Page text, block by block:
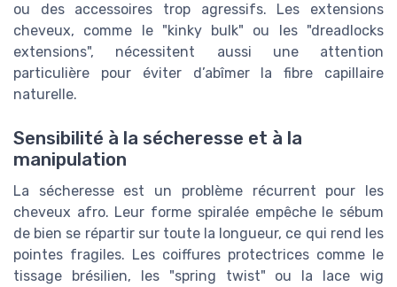
ou des accessoires trop agressifs. Les extensions
cheveux, comme le "kinky bulk" ou les "dreadlocks
extensions", nécessitent aussi une attention
particulière pour éviter d’abîmer la fibre capillaire
naturelle.
Sensibilité à la sécheresse et à la
manipulation
La sécheresse est un problème récurrent pour les
cheveux afro. Leur forme spiralée empêche le sébum
de bien se répartir sur toute la longueur, ce qui rend les
pointes fragiles. Les coiffures protectrices comme le
tissage brésilien, les "spring twist" ou la lace wig